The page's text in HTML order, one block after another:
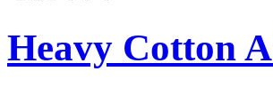
Heavy Cotton